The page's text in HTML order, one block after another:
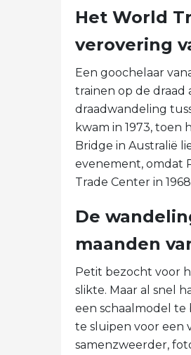
Het World
verovering
Een goochelaar
trainen op de draad
draadwandeling
kwam in 1973,
Bridge in Australië
evenement, omdat
Trade Center in
De
maanden
Petit bezocht voor
slikte. Maar al snel
een schaalmodel te
te sluipen voor een
samenzweerder,